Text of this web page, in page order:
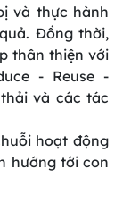
và thực hành
Đồng thời,
thân thiện với
- Reuse -
và các tác
hoạt động
hướng tới con